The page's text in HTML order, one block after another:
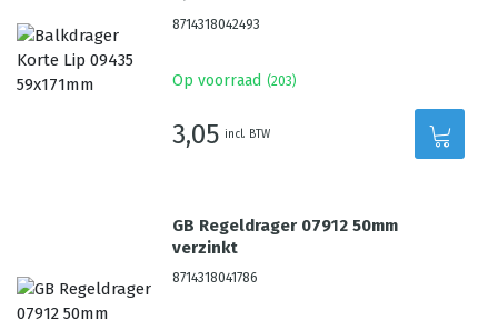
8714318042493
Op voorraad (203)
3,05 incl. BTW
GB Regeldrager 07912 50mm
verzinkt
8714318041786